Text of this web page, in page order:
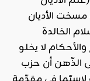
الأديان
الخالدة
لا يخلو
الذّهن أن حزب